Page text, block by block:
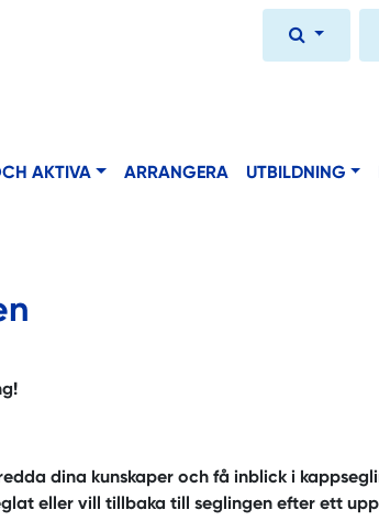
AKTIVA ARRANGERA UTBILDNING
dina kunskaper och få inblick i
eller vill tillbaka till seglingen efter ett